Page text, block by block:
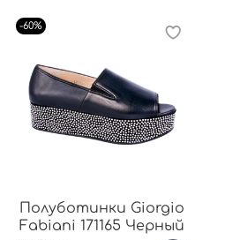
-60%
Полуботинки Giorgio
Fabiani 171165 Черный